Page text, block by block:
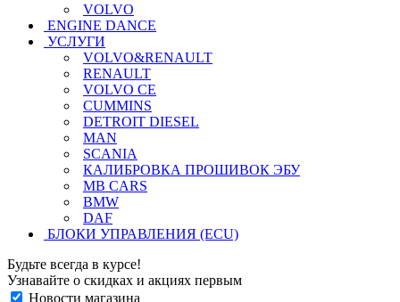
VOLVO
ENGINE DANCE
УСЛУГИ
VOLVO&RENAULT
RENAULT
VOLVO CE
CUMMINS
DETROIT DIESEL
MAN
SCANIA
КАЛИБРОВКА ПРОШИВОК ЭБУ
MB CARS
BMW
DAF
БЛОКИ УПРАВЛЕНИЯ (ECU)
Будьте всегда в курсе!
Узнавайте о скидках и акциях первым
Новости магазина